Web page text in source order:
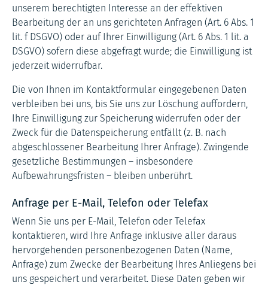
unserem berechtigten Interesse an der effektiven
Bearbeitung der an uns gerichteten Anfragen (Art. 6 Abs. 1
lit. f DSGVO) oder auf Ihrer Einwilligung (Art. 6 Abs. 1 lit. a
DSGVO) sofern diese abgefragt wurde; die Einwilligung ist
jederzeit widerrufbar.
Die von Ihnen im Kontaktformular eingegebenen Daten
verbleiben bei uns, bis Sie uns zur Löschung auffordern,
Ihre Einwilligung zur Speicherung widerrufen oder der
Zweck für die Datenspeicherung entfällt (z. B. nach
abgeschlossener Bearbeitung Ihrer Anfrage). Zwingende
gesetzliche Bestimmungen – insbesondere
Aufbewahrungsfristen – bleiben unberührt.
Anfrage per E-Mail, Telefon oder Telefax
Wenn Sie uns per E-Mail, Telefon oder Telefax
kontaktieren, wird Ihre Anfrage inklusive aller daraus
hervorgehenden personenbezogenen Daten (Name,
Anfrage) zum Zwecke der Bearbeitung Ihres Anliegens bei
uns gespeichert und verarbeitet. Diese Daten geben wir